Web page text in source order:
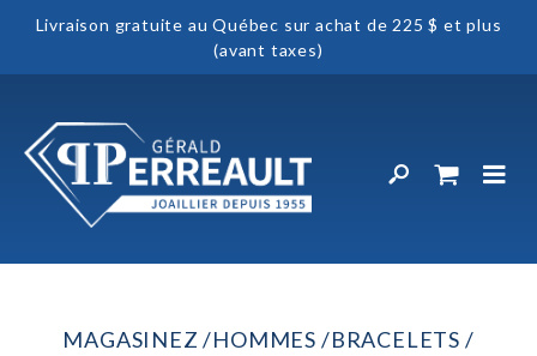
Livraison gratuite au Québec sur achat de 225 $ et plus
(avant taxes)
MAGASINEZ HOMMES
BRACELETS